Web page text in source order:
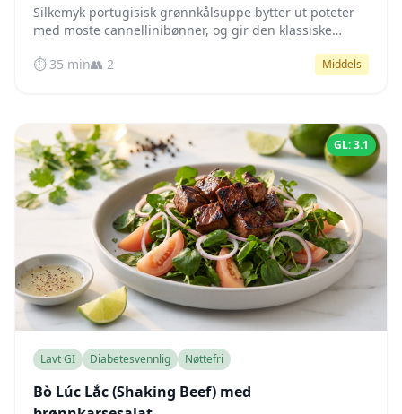
Silkemyk portugisisk grønnkålsuppe bytter ut poteter
med moste cannellinibønner, og gir den klassiske
holder blodsukkeret stabilt.
⏱️ 35 min👥 2 Middels
GL: 3.1
Lavt GI Diabetesvennlig Nøttefri
Bò Lúc Lắc (Shaking Beef) med